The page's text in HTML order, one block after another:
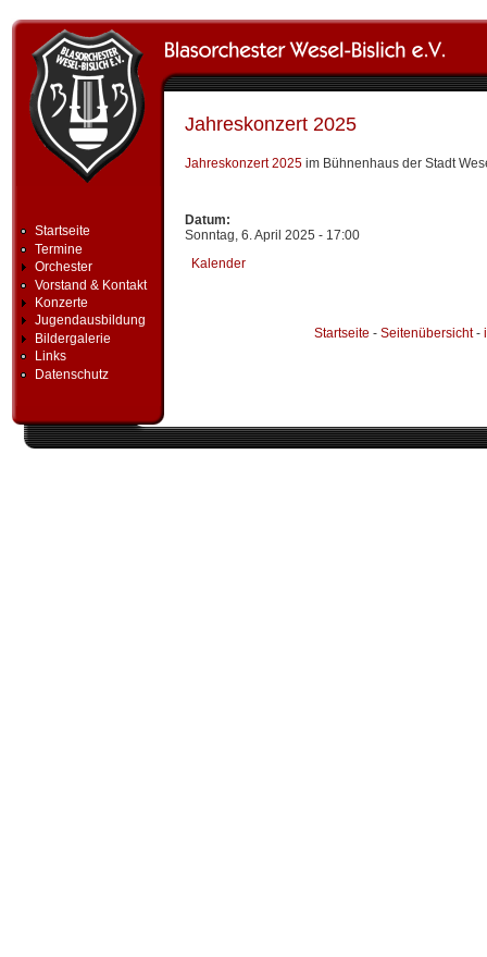
Direkt zum Inhalt
Startseite
Termine
Orchester
Vorstand & Kontakt
Konzerte
Jugendausbildung
Bildergalerie
Links
Datenschutz
Jahreskonzert 2025
Jahreskonzert 2025 im Bühnenhaus der Stadt
Datum:
Sonntag, 6. April 2025 - 17:00
Kalender
Startseite - Seitenübersicht-